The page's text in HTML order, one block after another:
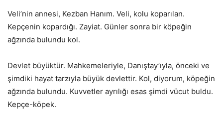
Veli’nin annesi, Kezban Hanım. Veli, kolu koparılan.
Kepçenin kopardığı. Zayiat. Günler sonra bir köpeğin
ağzında bulundu kol.
Devlet büyüktür. Mahkemeleriyle, Danıştay’ıyla, önceki ve
şimdiki hayat tarzıyla büyük devlettir. Kol, diyorum, köpeğin
ağzında bulundu. Kuvvetler ayrılığı esas şimdi vücut buldu.
Kepçe-köpek.